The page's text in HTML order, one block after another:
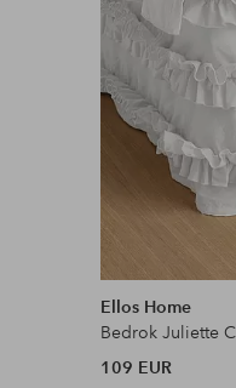
Meer lezen
Ellos Home
109 EUR